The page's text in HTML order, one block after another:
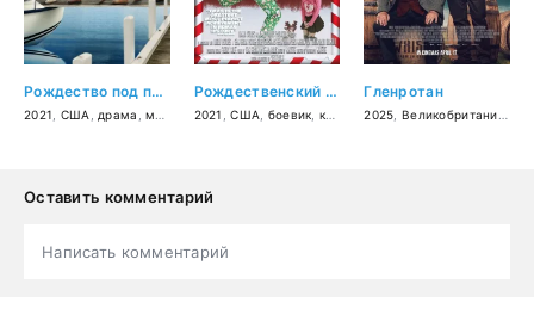
Рождество под парусом
2021 США драма ,мелодрама
Рождественский чудак
2021 ,США боевик комедия
Гленротан
2025 Великобритания
Оставить комментарий
Написать комментарий